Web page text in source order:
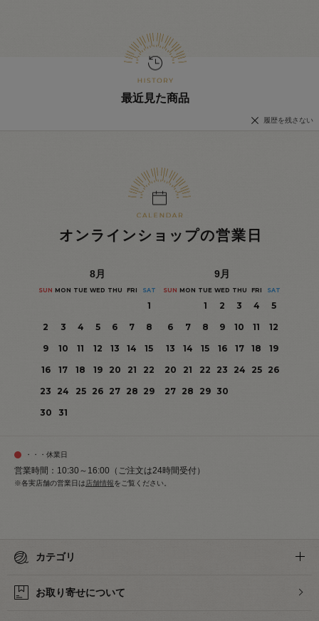
最近見た商品
履歴を残さない
オンラインショップの営業日
8月
SUN MON TUE WED THU FRI SAT
1
2
3 4 5 6 7
8
9
10 11 12 13 14
15
16
17 18 19 20 21
22
23
24 25 26 27 28 29
30
31
9月
SUN MON TUE WED THU FRI SAT
1 2 3 4
5
6
7 8 9 10 11
12
13
14 15 16 17 18
19
20
21 22 23 24 25
26
27 28 29 30
・・・休業日
営業時間：10:30～16:00（ご注文は24時間受付）
※各実店舗の営業日は 店舗情報をご覧ください。
カテゴリ
お取り寄せについて